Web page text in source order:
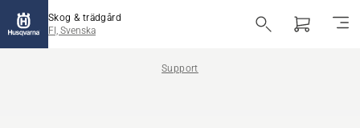
Skog & trädgård
FI, Svenska
Support